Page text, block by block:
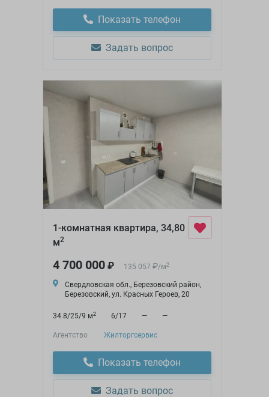
Показать телефон
Задать вопрос
1-комнатная квартира, 34,80
м2
4 700 000₽ 135 057 ₽/м2
Свердловская обл., Березовский район,
Березовский, ул. Красных Героев, 20
34.8/25/9 м2 6/17 — —
Агентство Жилторгсервис
Показать телефон
Задать вопрос